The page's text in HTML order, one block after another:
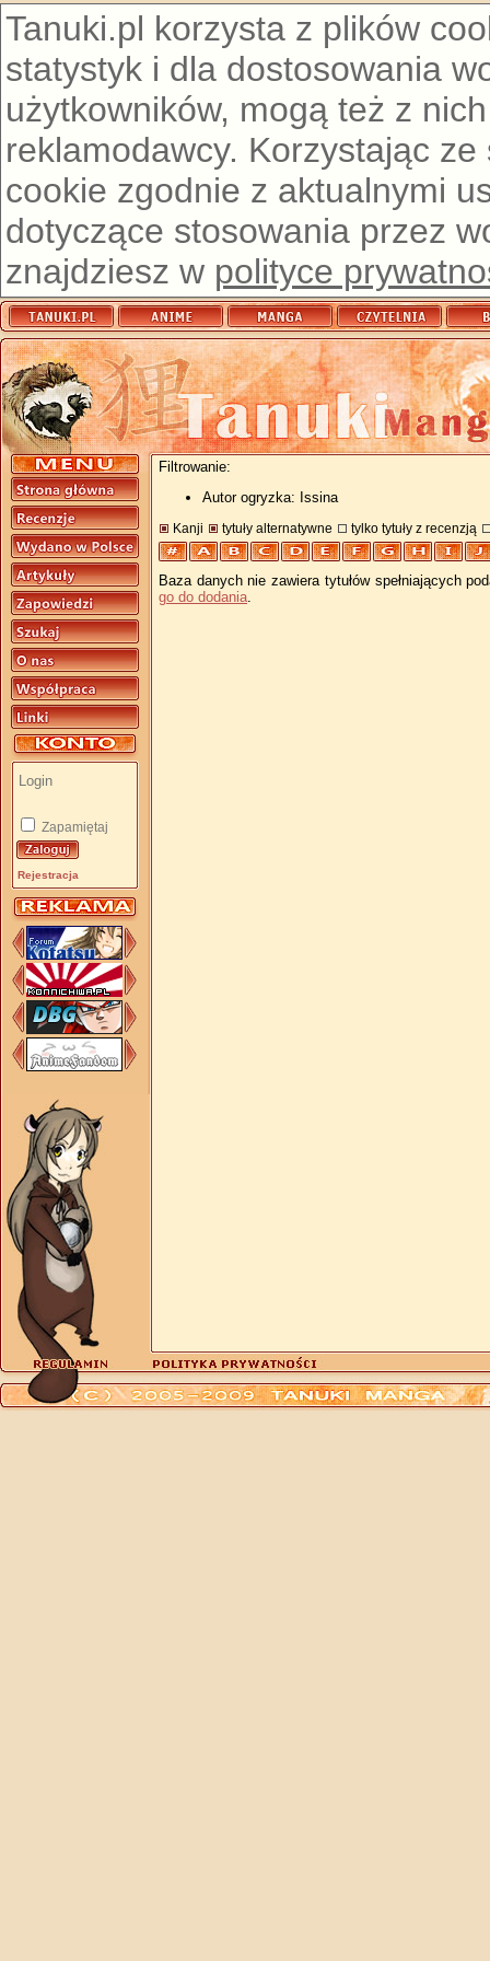
Tanuki.pl korzysta z plików
statystyk i dla dostosowania
użytkowników, mogą też z
reklamodawcy. Korzystając
cookie zgodnie z aktualnymi
dotyczące stosowania przez
znajdziesz w polityce
Zapamiętaj
Rejestracja
Filtrowanie:
Autor ogryzka: Issina
Kanji tytuły alternatywne tylko tytuły z recenzją
Baza danych nie zawiera tytułów spełniających
go do dodania.